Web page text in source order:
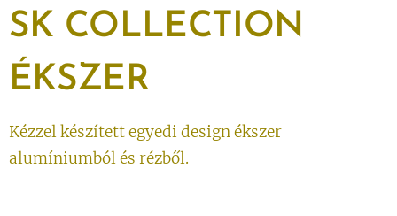
SK COLLECTION
ÉKSZER
Kézzel készített egyedi design ékszer
alumíniumból és rézből.